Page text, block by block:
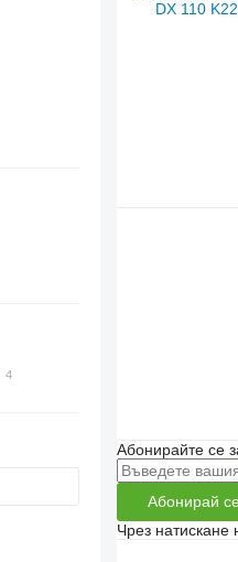
Абонирайте се
Абонирай
Чрез натискане